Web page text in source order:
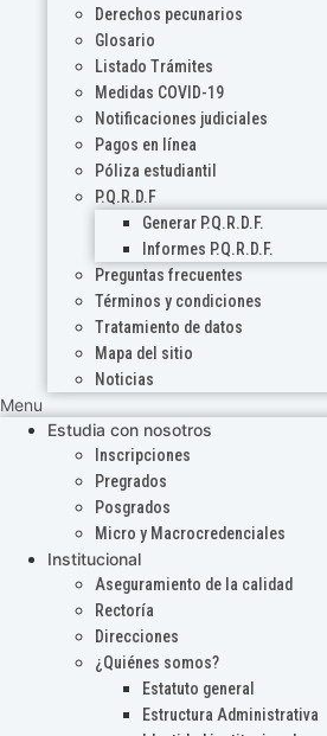
Derechos pecunarios
Glosario
Listado Trámites
Medidas COVID-19
Notificaciones judiciales
Pagos en línea
Póliza estudiantil
P.Q.R.D.F
Generar P.Q.R.D.F.
Informes P.Q.R.D.F.
Preguntas frecuentes
Términos y condiciones
Tratamiento de datos
Mapa del sitio
Noticias
Menu
Estudia con nosotros
Inscripciones
Pregrados
Posgrados
Micro y Macrocredenciales
Institucional
Aseguramiento de la calidad
Rectoría
Direcciones
¿Quiénes somos?
Estatuto general
Estructura Administrativa